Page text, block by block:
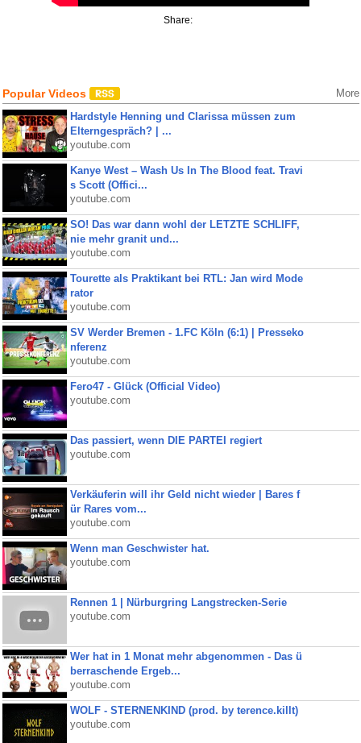
Share:
Popular Videos More
Hardstyle Henning und Clarissa müssen zum
Elterngespräch? | ...
youtube.com
Kanye West – Wash Us In The Blood feat. Travi
s Scott (Offici...
youtube.com
SO! Das war dann wohl der LETZTE SCHLIFF,
nie mehr granit und...
youtube.com
Tourette als Praktikant bei RTL: Jan wird Mode
rator
youtube.com
SV Werder Bremen - 1.FC Köln (6:1) | Presseko
nferenz
youtube.com
Fero47 - Glück (Official Video)
youtube.com
Das passiert, wenn DIE PARTEI regiert
youtube.com
Verkäuferin will ihr Geld nicht wieder | Bares f
ür Rares vom...
youtube.com
Wenn man Geschwister hat.
youtube.com
Rennen 1 | Nürburgring Langstrecken-Serie
youtube.com
Wer hat in 1 Monat mehr abgenommen - Das ü
berraschende Ergeb...
youtube.com
WOLF - STERNENKIND (prod. by terence.killt)
youtube.com